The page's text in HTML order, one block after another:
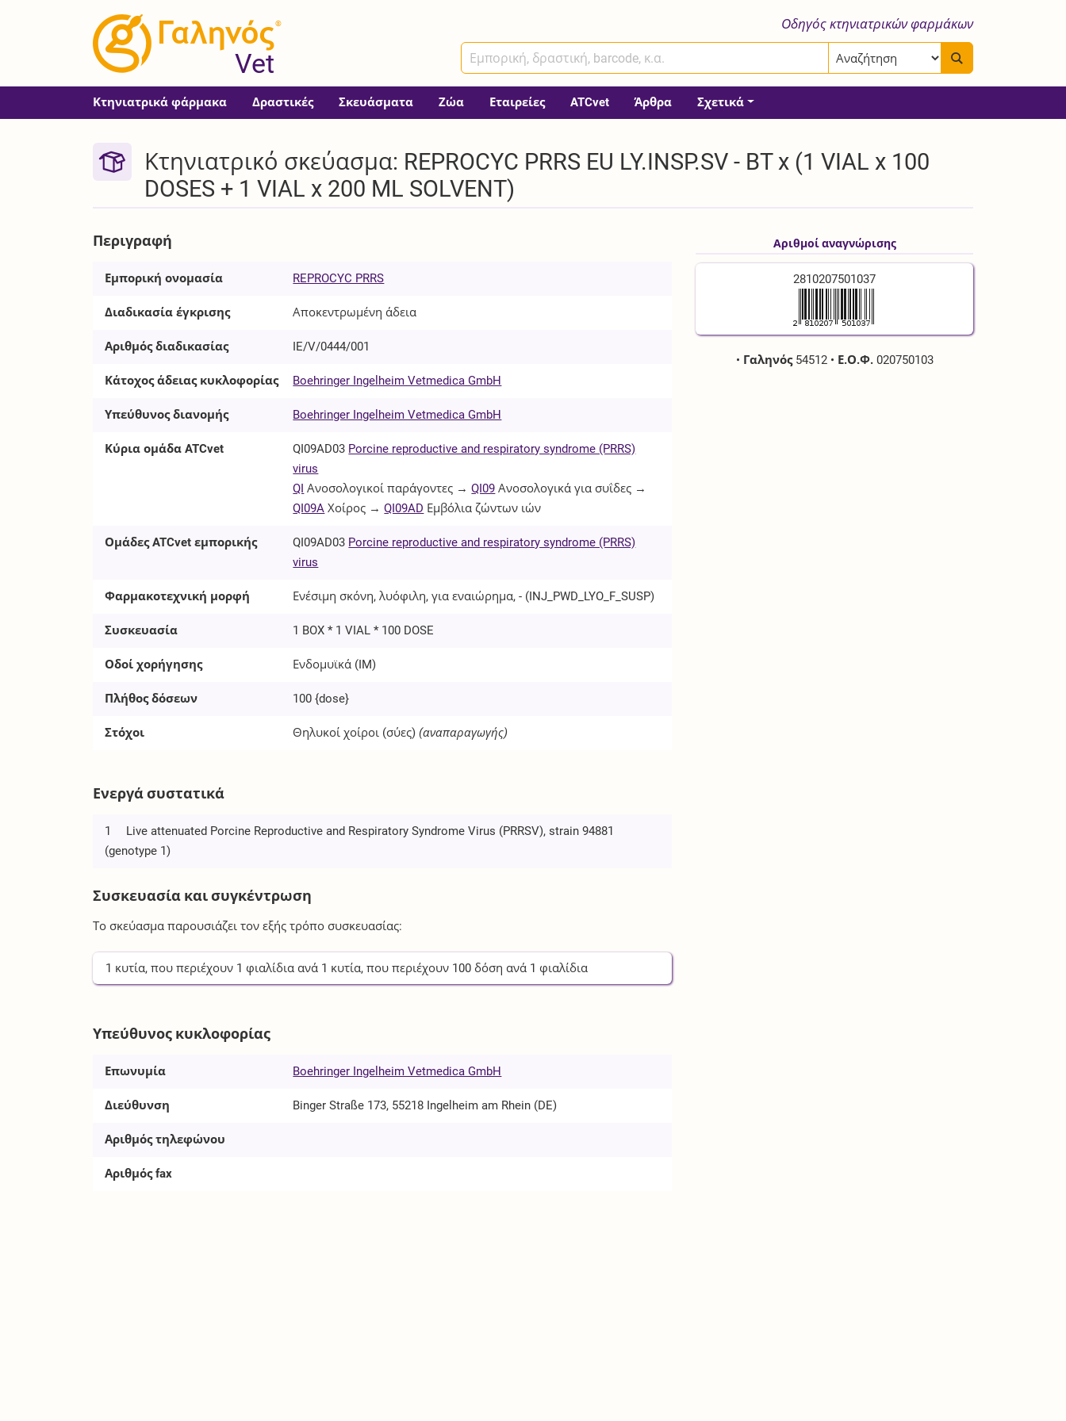
®
Vet
Οδηγός κτηνιατρικών φαρμάκων
Κτηνιατρικά φάρμακα Δραστικές Σκευάσματα Ζώα Εταιρείες ATCvet Άρθρα Σχετικά
Κτηνιατρικό σκεύασμα: REPROCYC PRRS EU LY.INSP.SV - BT x (1 VIAL x 100
DOSES + 1 VIAL x 200 ML SOLVENT)
Περιγραφή
Εμπορική ονομασία REPROCYC PRRS
Διαδικασία έγκρισης Αποκεντρωμένη άδεια
Αριθμός διαδικασίας IE/V/0444/001
Κάτοχος άδειας κυκλοφορίας Boehringer Ingelheim Vetmedica GmbH
Υπεύθυνος διανομής Boehringer Ingelheim Vetmedica GmbH
Κύρια ομάδα ATCvet QI09AD03 Porcine reproductive and respiratory syndrome (PRRS)
virus
QI Ανοσολογικοί παράγοντες →QI09 Ανοσολογικά για συΐδες →
QI09A Χοίρος →QI09AD Εμβόλια ζώντων ιών
Ομάδες ATCvet εμπορικής QI09AD03 Porcine reproductive and respiratory syndrome (PRRS)
virus
Φαρμακοτεχνική μορφή Ενέσιμη σκόνη, λυόφιλη, για εναιώρημα, - (INJ_PWD_LYO_F_SUSP)
Συσκευασία 1 BOX * 1 VIAL * 100 DOSE
Οδοί χορήγησης Ενδομυϊκά (IM)
Πλήθος δόσεων 100{dose}
Στόχοι Θηλυκοί χοίροι (σύες) (αναπαραγωγής)
Αριθμοί αναγνώρισης
2810207501037
• Γαληνός54512 • Ε.Ο.Φ.020750103
Ενεργά συστατικά
1
Live attenuated Porcine Reproductive and Respiratory Syndrome Virus (PRRSV), strain 94881
(genotype 1)
Συσκευασία και συγκέντρωση
Το σκεύασμα παρουσιάζει τον εξής τρόπο συσκευασίας:
1 κυτία, που περιέχουν 1 φιαλίδια ανά 1 κυτία, που περιέχουν 100 δόση ανά 1 φιαλίδια
Υπεύθυνος κυκλοφορίας
Επωνυμία Boehringer Ingelheim Vetmedica GmbH
Διεύθυνση Binger Straße 173, 55218 Ingelheim am Rhein (DE)
Αριθμός τηλεφώνου
Αριθμός fax